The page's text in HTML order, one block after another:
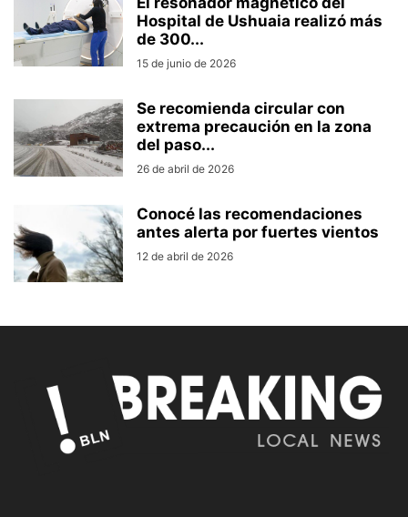
Hospital de Ushuaia realizó más
de 300...
15 de junio de 2026
Se recomienda circular con
extrema precaución en la zona
del paso...
26 de abril de 2026
Conocé las recomendaciones
antes alerta por fuertes vientos
12 de abril de 2026